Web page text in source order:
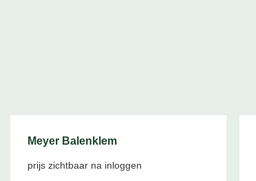
Meyer Balenklem
prijs zichtbaar na inloggen